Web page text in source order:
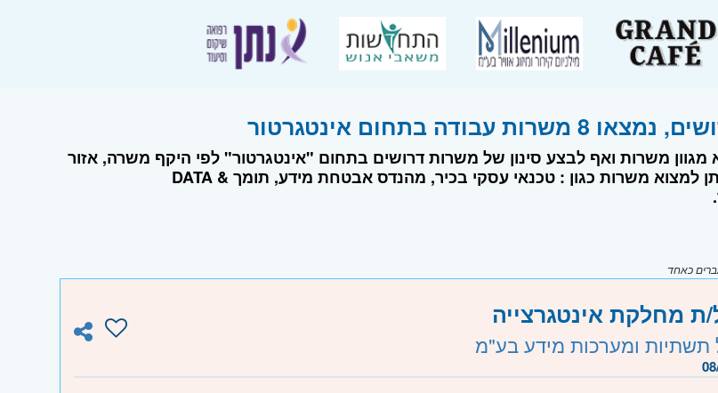
עבודה בתחום אינטגרטור
מגוון משרות ואף לבצע סינון של משרות דרושים בתחום "אינטגרטור" לפי היקף משרה, אזור
בארץ וסוג משרה. ניתן למצוא משרות כגון : טכנאי עסקי בכיר, מהנדס אבטחת מידע, תומך DATA &
כאחד
ת מחלקת אינטגרצייה
תשתיות ומערכות מידע בע"מ